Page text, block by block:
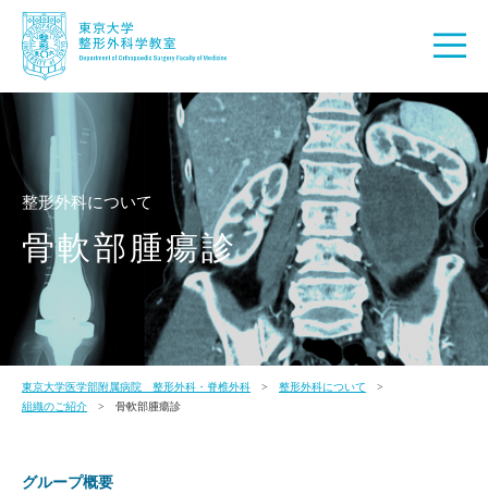
整形外科について
骨軟部腫瘍診
東京大学医学部附属病院 整形外科・脊椎外科
整形外科について
組織のご紹介
骨軟部腫瘍診
グループ概要